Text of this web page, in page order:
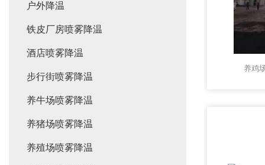
养鸡
户外降温
铁皮厂房喷雾降温
酒店喷雾降温
步行街喷雾降温
养牛场喷雾降温
养猪场喷雾降温
养殖场喷雾降温